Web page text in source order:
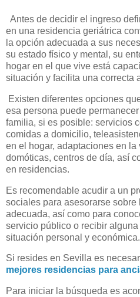
Antes de decidir el ingreso
en una residencia geriátrica
la opción adecuada a sus
su estado físico y mental, su
hogar en el que vive está
situación y facilita una correcta
Existen diferentes opciones
esa persona puede
familia, si es posible: servicios
comidas a domicilio,
en el hogar, adaptaciones en
domóticas, centros de día, así
en residencias.
Es recomendable acudir a un
sociales para asesorarse sobre
adecuada, así como para
servicio público o recibir
situación personal y económica.
Si resides en Sevilla es
mejores residencias para
Para iniciar la búsqueda es